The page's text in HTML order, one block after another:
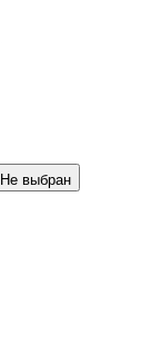
Не выбран